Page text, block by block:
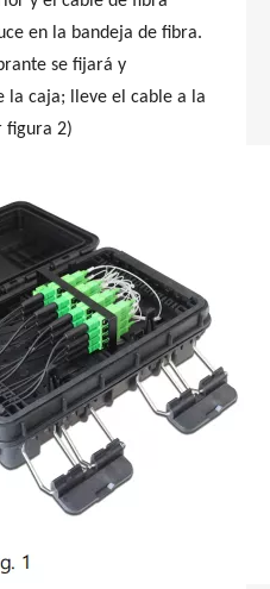
en la bandeja de fibra.
se fijará y
la caja; lleve el cable a la
figura 2)